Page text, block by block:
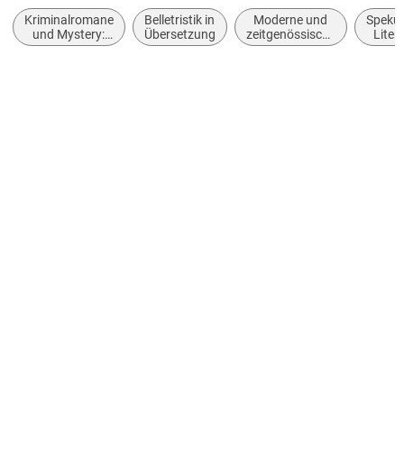
Originaltitel
Seitenzahlen entsprechen der gedruckten Ausgabe
Hoher Farbkontrast für bessere Lesbarkeit
Kriminalromane
und Mystery:
Polizeiarbeit &
Belletristik in
Übersetzung
Moderne und
zeitgenössische
Belletristik: